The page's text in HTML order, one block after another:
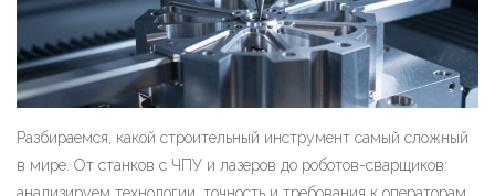
Разбираемся, какой строительный инструмент самый сложный
в мире. От станков с ЧПУ и лазеров до роботов-сварщиков: